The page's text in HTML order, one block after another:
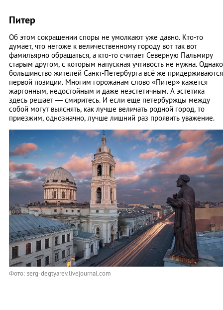
Питер
Об этом сокращении споры не умолкают уже давно. Кто-то
думает, что негоже к величественному городу вот так вот
фамильярно обращаться, а кто-то считает Северную Пальмиру
старым другом, с которым напускная учтивость не нужна. Однако
большинство жителей Санкт-Петербурга всё же придерживаются
первой позиции. Многим горожанам слово «Питер» кажется
жаргонным, недостойным и даже неэстетичным. А эстетика
здесь решает — смиритесь. И если еще петербуржцы между
собой могут выяснять, как лучше величать родной город, то
приезжим, однозначно, лучше лишний раз проявить уважение.
Фото: serg-degtyarev.livejournal.com